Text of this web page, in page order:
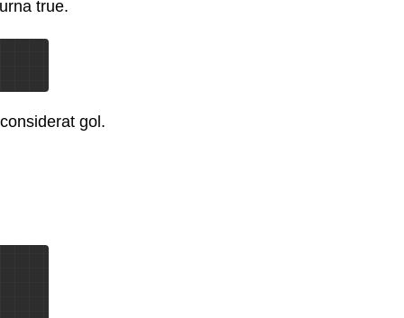
true.
gol.